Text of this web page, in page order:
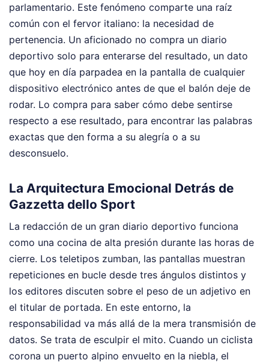
parlamentario. Este fenómeno comparte una raíz
común con el fervor italiano: la necesidad de
pertenencia. Un aficionado no compra un diario
deportivo solo para enterarse del resultado, un dato
que hoy en día parpadea en la pantalla de cualquier
dispositivo electrónico antes de que el balón deje de
rodar. Lo compra para saber cómo debe sentirse
respecto a ese resultado, para encontrar las palabras
exactas que den forma a su alegría o a su
desconsuelo.
La Arquitectura Emocional Detrás de
Gazzetta dello Sport
La redacción de un gran diario deportivo funciona
como una cocina de alta presión durante las horas de
cierre. Los teletipos zumban, las pantallas muestran
repeticiones en bucle desde tres ángulos distintos y
los editores discuten sobre el peso de un adjetivo en
el titular de portada. En este entorno, la
responsabilidad va más allá de la mera transmisión de
datos. Se trata de esculpir el mito. Cuando un ciclista
corona un puerto alpino envuelto en la niebla, el